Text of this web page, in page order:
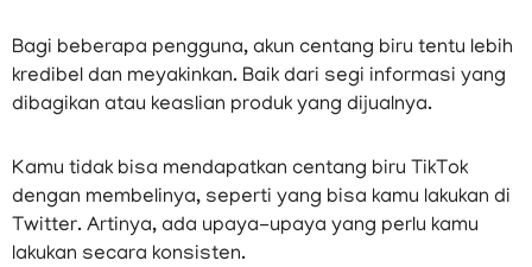
Bagi beberapa pengguna, akun centang biru tentu lebih
kredibel dan meyakinkan. Baik dari segi informasi yang
dibagikan atau keaslian produk yang dijualnya.
Kamu tidak bisa mendapatkan centang biru TikTok
dengan membelinya, seperti yang bisa kamu lakukan di
Twitter. Artinya, ada upaya-upaya yang perlu kamu
lakukan secara konsisten.